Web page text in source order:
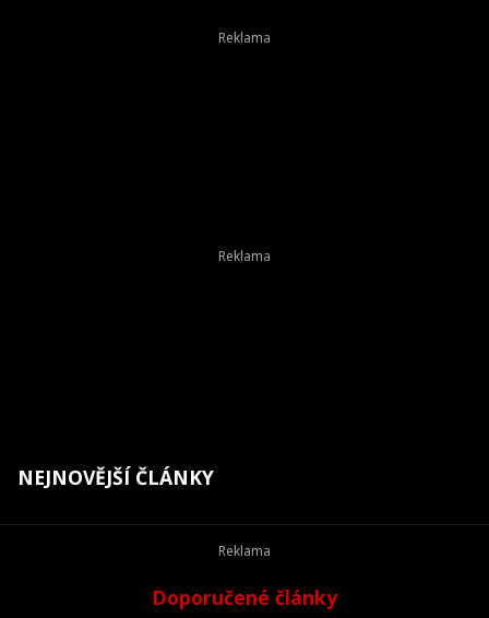
NEJNOVĚJŠÍ ČLÁNKY
Doporučené články